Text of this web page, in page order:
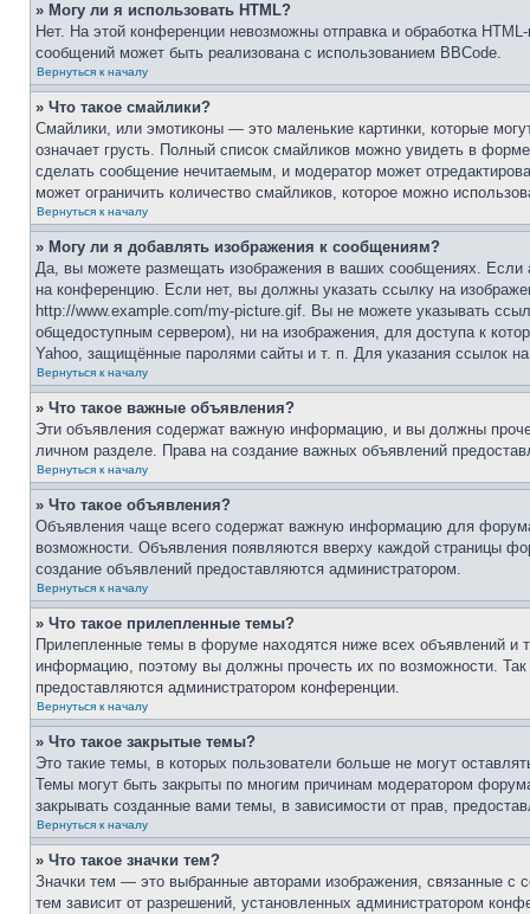
» Могу ли я использовать HTML?
Нет. На этой конференции невозможны отправка и обработка
сообщений может быть реализована с использованием BBCode.
Вернуться к началу
» Что такое смайлики?
Смайлики, или эмотиконы — это маленькие картинки, которые
означает грусть. Полный список смайликов можно увидеть в
сделать сообщение нечитаемым, и модератор может
может ограничить количество смайликов, которое можно
Вернуться к началу
» Могу ли я добавлять изображения к сообщениям?
Да, вы можете размещать изображения в ваших сообщениях. Если
на конференцию. Если нет, вы должны указать ссылку на
http://www.example.com/my-picture.gif. Вы не можете указывать
общедоступным сервером), ни на изображения, для доступа к
Yahoo, защищённые паролями сайты и т. п. Для указания ссылок
Вернуться к началу
» Что такое важные объявления?
Эти объявления содержат важную информацию, и вы должны
личном разделе. Права на создание важных объявлений
Вернуться к началу
» Что такое объявления?
Объявления чаще всего содержат важную информацию для
возможности. Объявления появляются вверху каждой страницы
создание объявлений предоставляются администратором.
Вернуться к началу
» Что такое прилепленные темы?
Прилепленные темы в форуме находятся ниже всех объявлений и
информацию, поэтому вы должны прочесть их по возможности.
предоставляются администратором конференции.
Вернуться к началу
» Что такое закрытые темы?
Это такие темы, в которых пользователи больше не могут
Темы могут быть закрыты по многим причинам модератором
закрывать созданные вами темы, в зависимости от прав,
Вернуться к началу
» Что такое значки тем?
Значки тем — это выбранные авторами изображения, связанные
тем зависит от разрешений, установленных администратором